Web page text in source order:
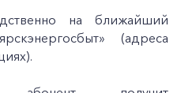
на ближайший
(адреса